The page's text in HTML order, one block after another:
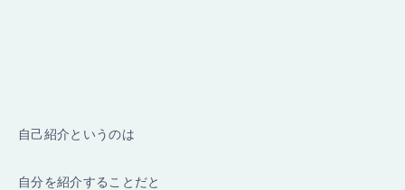
自己紹介というのは
自分を紹介することだと